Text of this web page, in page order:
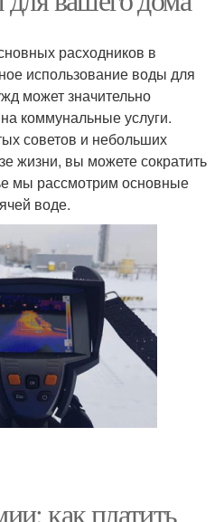
расходников в
использование воды для
может значительно
коммунальные услуги.
советов и небольших
жизни, вы можете сократить
мы рассмотрим основные
воде.
как платить